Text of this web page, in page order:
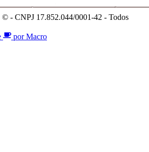
- CNPJ 17.852.044/0001-42 - Todos
por Macro